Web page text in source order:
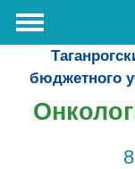
бюджетного